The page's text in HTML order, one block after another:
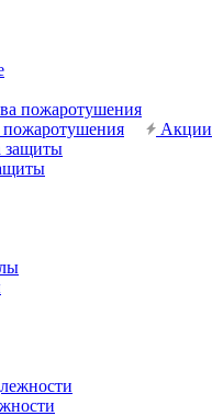
пожаротушения Акции